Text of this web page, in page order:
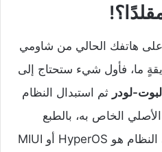
على هاتفك الحالي من شاومي
ما، فأول شيء ستحتاج إلى
لودر ثم استبدال النظام
الخاص به، بالطبع
ستختلف هذه العملية إذا كان النظام هو HyperOS أو MIUI